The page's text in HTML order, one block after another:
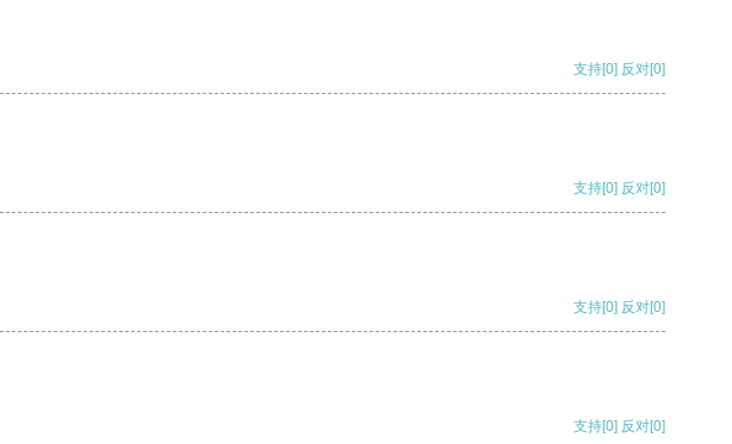
支持[0] 反对[0]
支持[0] 反对[0]
支持[0] 反对[0]
支持[0] 反对[0]